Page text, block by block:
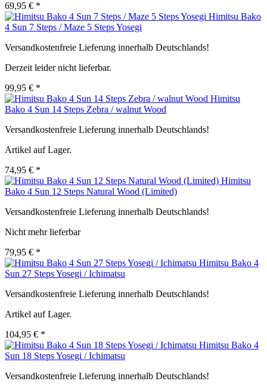
69,95 € *
Himitsu Bako
4 Sun 7 Steps / Maze 5 Steps Yosegi
Versandkostenfreie Lieferung innerhalb Deutschlands!
Derzeit leider nicht lieferbar.
99,95 € *
Himitsu
Bako 4 Sun 14 Steps Zebra / walnut Wood
Versandkostenfreie Lieferung innerhalb Deutschlands!
Artikel auf Lager.
74,95 € *
Himitsu
Bako 4 Sun 12 Steps Natural Wood (Limited)
Versandkostenfreie Lieferung innerhalb Deutschlands!
Nicht mehr lieferbar
79,95 € *
Himitsu Bako 4
Sun 27 Steps Yosegi / Ichimatsu
Versandkostenfreie Lieferung innerhalb Deutschlands!
Artikel auf Lager.
104,95 € *
Himitsu Bako 4
Sun 18 Steps Yosegi / Ichimatsu
Versandkostenfreie Lieferung innerhalb Deutschlands!